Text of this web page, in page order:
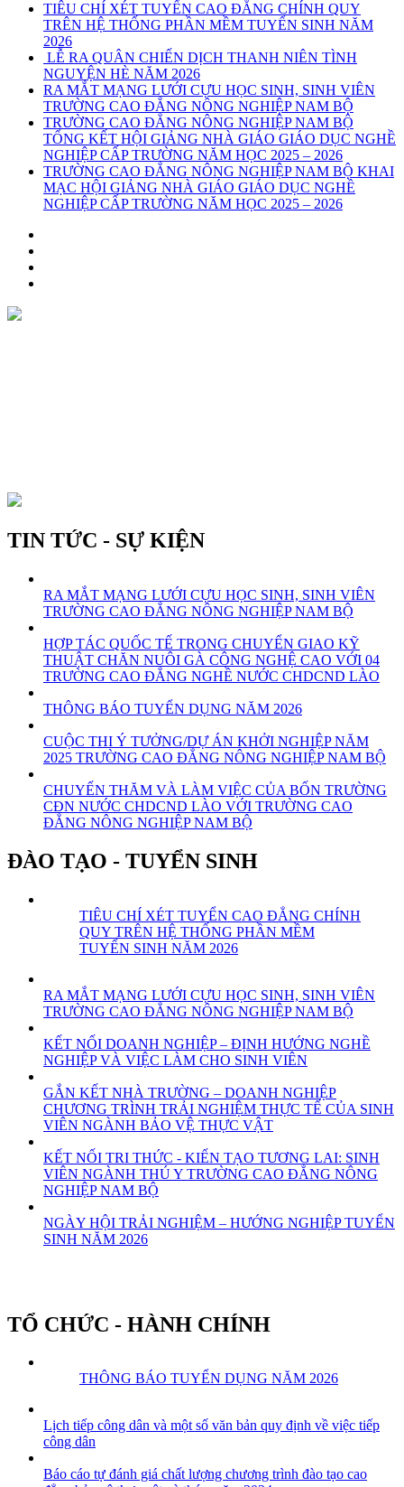
TIÊU CHÍ XÉT TUYỂN CAO ĐẲNG CHÍNH QUY
TRÊN HỆ THỐNG PHẦN MỀM TUYỂN SINH NĂM
2026
LỄ RA QUÂN CHIẾN DỊCH THANH NIÊN TÌNH
NGUYỆN HÈ NĂM 2026
RA MẮT MẠNG LƯỚI CỰU HỌC SINH, SINH VIÊN
TRƯỜNG CAO ĐẲNG NÔNG NGHIỆP NAM BỘ
TRƯỜNG CAO ĐẲNG NÔNG NGHIỆP NAM BỘ
TỔNG KẾT HỘI GIẢNG NHÀ GIÁO GIÁO DỤC NGHỀ
NGHIỆP CẤP TRƯỜNG NĂM HỌC 2025 – 2026
TRƯỜNG CAO ĐẲNG NÔNG NGHIỆP NAM BỘ KHAI
MẠC HỘI GIẢNG NHÀ GIÁO GIÁO DỤC NGHỀ
NGHIỆP CẤP TRƯỜNG NĂM HỌC 2025 – 2026
TIN TỨC - SỰ KIỆN
RA MẮT MẠNG LƯỚI CỰU HỌC SINH, SINH VIÊN
TRƯỜNG CAO ĐẲNG NÔNG NGHIỆP NAM BỘ
HỢP TÁC QUỐC TẾ TRONG CHUYỂN GIAO KỸ
THUẬT CHĂN NUÔI GÀ CÔNG NGHỆ CAO VỚI 04
TRƯỜNG CAO ĐẲNG NGHỀ NƯỚC CHDCND LÀO
THÔNG BÁO TUYỂN DỤNG NĂM 2026
CUỘC THI Ý TƯỞNG/DỰ ÁN KHỞI NGHIỆP NĂM
2025 TRƯỜNG CAO ĐẲNG NÔNG NGHIỆP NAM BỘ
CHUYẾN THĂM VÀ LÀM VIỆC CỦA BỐN TRƯỜNG
CĐN NƯỚC CHDCND LÀO VỚI TRƯỜNG CAO
ĐẲNG NÔNG NGHIỆP NAM BỘ
ĐÀO TẠO - TUYỂN SINH
TIÊU CHÍ XÉT TUYỂN CAO ĐẲNG CHÍNH
QUY TRÊN HỆ THỐNG PHẦN MỀM
TUYỂN SINH NĂM 2026
RA MẮT MẠNG LƯỚI CỰU HỌC SINH, SINH VIÊN
TRƯỜNG CAO ĐẲNG NÔNG NGHIỆP NAM BỘ
KẾT NỐI DOANH NGHIỆP – ĐỊNH HƯỚNG NGHỀ
NGHIỆP VÀ VIỆC LÀM CHO SINH VIÊN
GẮN KẾT NHÀ TRƯỜNG – DOANH NGHIỆP
CHƯƠNG TRÌNH TRẢI NGHIỆM THỰC TẾ CỦA SINH
VIÊN NGÀNH BẢO VỆ THỰC VẬT
KẾT NỐI TRI THỨC - KIẾN TẠO TƯƠNG LAI: SINH
VIÊN NGÀNH THÚ Y TRƯỜNG CAO ĐẲNG NÔNG
NGHIỆP NAM BỘ
NGÀY HỘI TRẢI NGHIỆM – HƯỚNG NGHIỆP TUYỂN
SINH NĂM 2026
TỔ CHỨC - HÀNH CHÍNH
THÔNG BÁO TUYỂN DỤNG NĂM 2026
Lịch tiếp công dân và một số văn bản quy định về việc tiếp
công dân
Báo cáo tự đánh giá chất lượng chương trình đào tạo cao